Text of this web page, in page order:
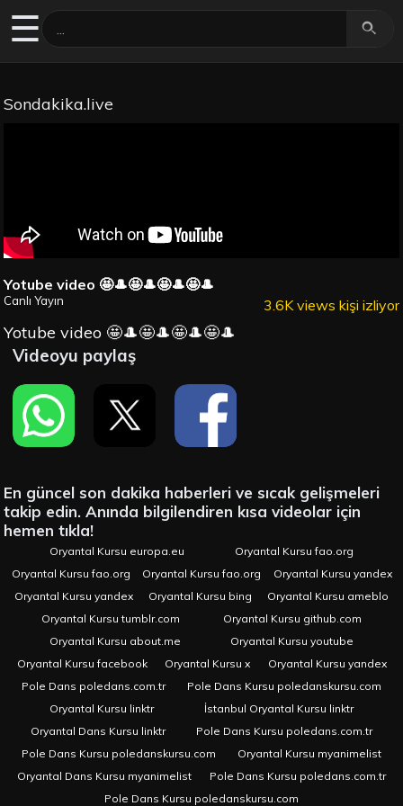
☰
Sondakika.live
Yotube video 🤩🎩🤩🎩🤩🎩🤩🎩
Canlı Yayın 3.6K views kişi izliyor
Yotube video 🤩🎩🤩🎩🤩🎩🤩🎩
Videoyu paylaş
En güncel son dakika haberleri ve sıcak gelişmeleri
takip edin. Anında bilgilendiren kısa videolar için
hemen tıkla!
Oryantal Kursu europa.eu
Oryantal Kursu fao.org
Oryantal Kursu fao.org
Oryantal Kursu fao.org
Oryantal Kursu yandex
Oryantal Kursu yandex
Oryantal Kursu bing
Oryantal Kursu ameblo
Oryantal Kursu tumblr.com
Oryantal Kursu github.com
Oryantal Kursu about.me
Oryantal Kursu youtube
Oryantal Kursu facebook
Oryantal Kursu x
Oryantal Kursu yandex
Pole Dans poledans.com.tr
Pole Dans Kursu poledanskursu.com
Oryantal Kursu linktr
İstanbul Oryantal Kursu linktr
Oryantal Dans Kursu linktr
Pole Dans Kursu poledans.com.tr
Pole Dans Kursu poledanskursu.com
Oryantal Kursu myanimelist
Oryantal Dans Kursu myanimelist
Pole Dans Kursu poledans.com.tr
Pole Dans Kursu poledanskursu.com